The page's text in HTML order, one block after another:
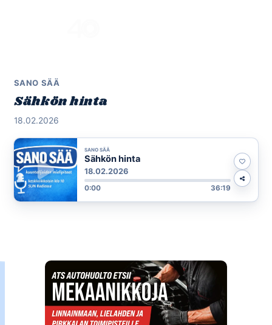
SANO SÄÄ
Sähkön hinta
18.02.2026
SANO SÄÄ
Sähkön hinta
18.02.2026
0:00 36:19